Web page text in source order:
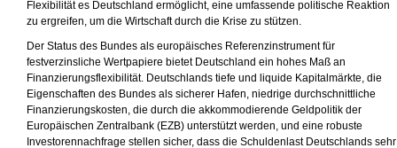
Flexibilität es Deutschland ermöglicht, eine umfassende politische Reaktion
zu ergreifen, um die Wirtschaft durch die Krise zu stützen.
Der Status des Bundes als europäisches Referenzinstrument für
festverzinsliche Wertpapiere bietet Deutschland ein hohes Maß an
Finanzierungsflexibilität. Deutschlands tiefe und liquide Kapitalmärkte, die
Eigenschaften des Bundes als sicherer Hafen, niedrige durchschnittliche
Finanzierungskosten, die durch die akkommodierende Geldpolitik der
Europäischen Zentralbank (EZB) unterstützt werden, und eine robuste
Investorennachfrage stellen sicher, dass die Schuldenlast Deutschlands sehr